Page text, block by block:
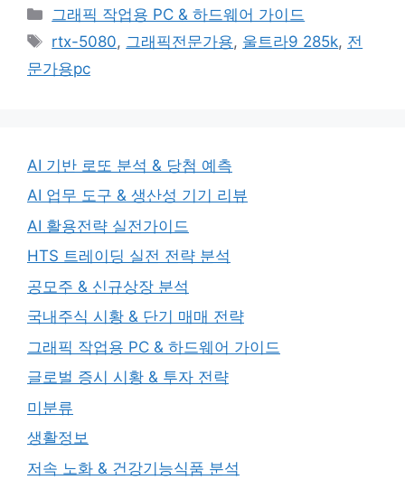
Categories
그래픽 작업용 PC & 하드웨어 가이드
Tags
rtx-5080, 그래픽전문가용, 울트라9 285k, 전
문가용pc
AI 기반 로또 분석 & 당첨 예측
AI 업무 도구 & 생산성 기기 리뷰
AI 활용전략 실전가이드
HTS 트레이딩 실전 전략 분석
공모주 & 신규상장 분석
국내주식 시황 & 단기 매매 전략
그래픽 작업용 PC & 하드웨어 가이드
글로벌 증시 시황 & 투자 전략
미분류
생활정보
저속 노화 & 건강기능식품 분석